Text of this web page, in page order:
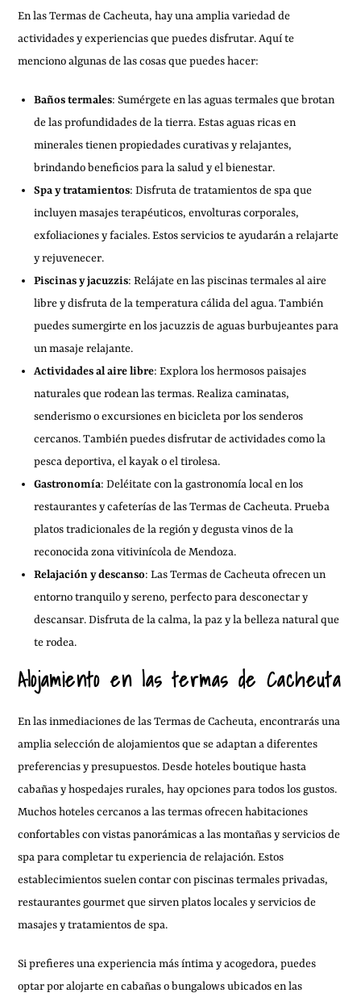
En las Termas de Cacheuta, hay una amplia variedad de
actividades y experiencias que puedes disfrutar. Aquí te
menciono algunas de las cosas que puedes hacer:
Baños termales: Sumérgete en las aguas termales que brotan
de las profundidades de la tierra. Estas aguas ricas en
minerales tienen propiedades curativas y relajantes,
brindando beneficios para la salud y el bienestar.
Spa y tratamientos: Disfruta de tratamientos de spa que
incluyen masajes terapéuticos, envolturas corporales,
exfoliaciones y faciales. Estos servicios te ayudarán a relajarte
y rejuvenecer.
Piscinas y jacuzzis: Relájate en las piscinas termales al aire
libre y disfruta de la temperatura cálida del agua. También
puedes sumergirte en los jacuzzis de aguas burbujeantes para
un masaje relajante.
Actividades al aire libre: Explora los hermosos paisajes
naturales que rodean las termas. Realiza caminatas,
senderismo o excursiones en bicicleta por los senderos
cercanos. También puedes disfrutar de actividades como la
pesca deportiva, el kayak o el tirolesa.
Gastronomía: Deléitate con la gastronomía local en los
restaurantes y cafeterías de las Termas de Cacheuta. Prueba
platos tradicionales de la región y degusta vinos de la
reconocida zona vitivinícola de Mendoza.
Relajación y descanso: Las Termas de Cacheuta ofrecen un
entorno tranquilo y sereno, perfecto para desconectar y
descansar. Disfruta de la calma, la paz y la belleza natural que
te rodea.
Alojamiento en las termas de Cacheuta
En las inmediaciones de las Termas de Cacheuta, encontrarás una
amplia selección de alojamientos que se adaptan a diferentes
preferencias y presupuestos. Desde hoteles boutique hasta
cabañas y hospedajes rurales, hay opciones para todos los gustos.
Muchos hoteles cercanos a las termas ofrecen habitaciones
confortables con vistas panorámicas a las montañas y servicios de
spa para completar tu experiencia de relajación. Estos
establecimientos suelen contar con piscinas termales privadas,
restaurantes gourmet que sirven platos locales y servicios de
masajes y tratamientos de spa.
Si prefieres una experiencia más íntima y acogedora, puedes
optar por alojarte en cabañas o bungalows ubicados en las